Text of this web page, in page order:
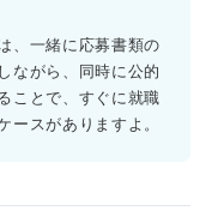
、一緒に応募書類の
ながら、同時に公的
ことで、すぐに就職
ースがありますよ。